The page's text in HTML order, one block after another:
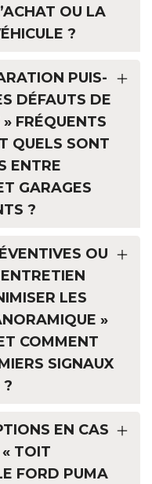
OU LA
?
PUIS-
DÉFAUTS DE
FRÉQUENTS
QUELS SONT
ENTRE
GARAGES
?
OU
LES
»
COMMENT
SIGNAUX
?
EN CAS
TOIT
FORD PUMA